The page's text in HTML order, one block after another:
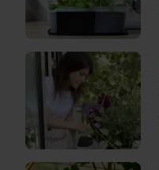
aura
pour
tous
les
goûts.
Les
cactées
sont...